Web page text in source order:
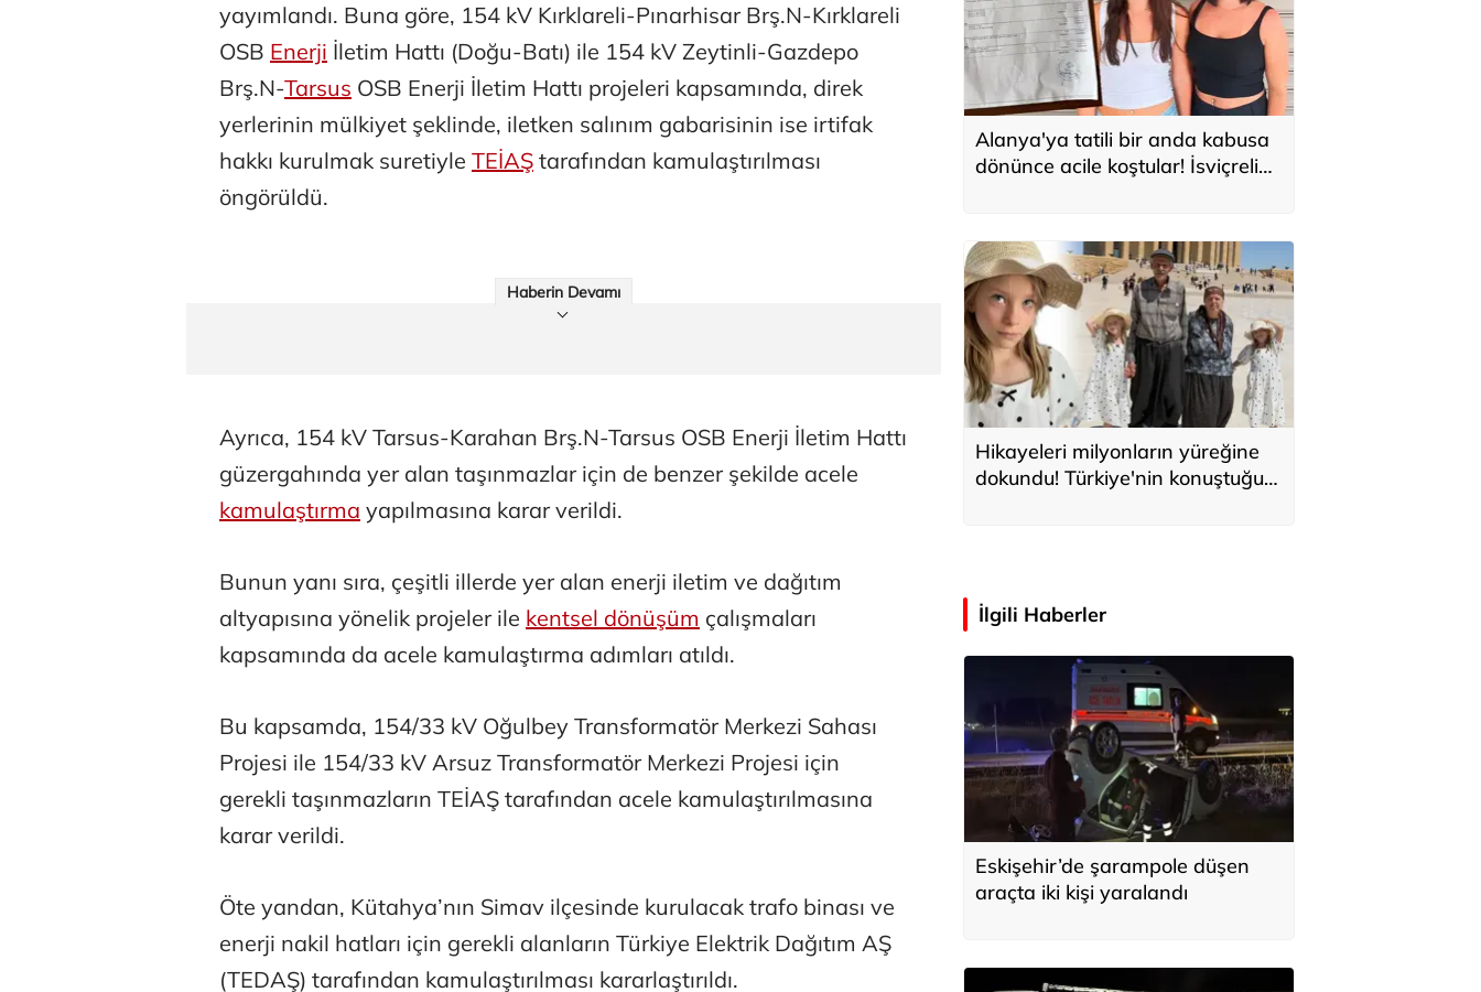
yayımlandı. Buna göre, 154 kV Kırklareli-Pınarhisar Brş.N-Kırklareli
OSB Enerji İletim Hattı (Doğu-Batı) ile 154 kV Zeytinli-Gazdepo
Brş.N-Tarsus OSB Enerji İletim Hattı projeleri kapsamında, direk
yerlerinin mülkiyet şeklinde, iletken salınım gabarisinin ise irtifak
hakkı kurulmak suretiyle TEİAŞ tarafından kamulaştırılması
öngörüldü.
Haberin Devamı
Ayrıca, 154 kV Tarsus-Karahan Brş.N-Tarsus OSB Enerji İletim Hattı
güzergahında yer alan taşınmazlar için de benzer şekilde acele
kamulaştırma yapılmasına karar verildi.
Bunun yanı sıra, çeşitli illerde yer alan enerji iletim ve dağıtım
altyapısına yönelik projeler ile kentsel dönüşüm çalışmaları
kapsamında da acele kamulaştırma adımları atıldı.
Bu kapsamda, 154/33 kV Oğulbey Transformatör Merkezi Sahası
Projesi ile 154/33 kV Arsuz Transformatör Merkezi Projesi için
gerekli taşınmazların TEİAŞ tarafından acele kamulaştırılmasına
karar verildi.
Öte yandan, Kütahya’nın Simav ilçesinde kurulacak trafo binası ve
enerji nakil hatları için gerekli alanların Türkiye Elektrik Dağıtım AŞ
(TEDAŞ) tarafından kamulaştırılması kararlaştırıldı.
Alanya'ya tatili bir anda kabusa
dönünce acile koştular! İsviçreli
Hikayeleri milyonların yüreğine
dokundu! Türkiye'nin konuştuğu
İlgili Haberler
Eskişehir’de şarampole düşen
araçta iki kişi yaralandı